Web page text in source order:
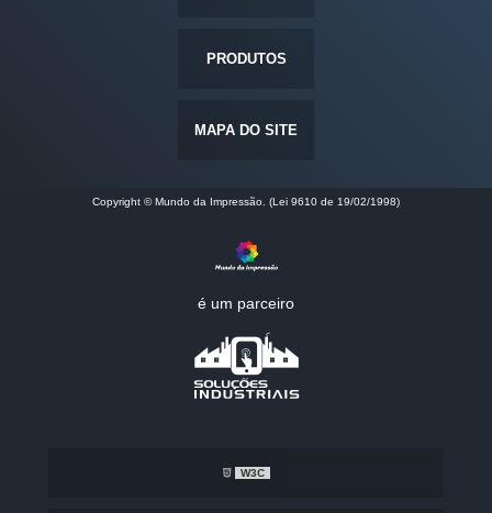
PRODUTOS
MAPA DO SITE
Copyright © Mundo da Impressão. (Lei 9610 de 19/02/1998)
é um parceiro
W3C